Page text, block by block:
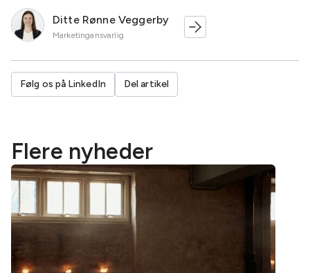
Ditte Rønne Veggerby
Marketingansvarlig
Følg os på LinkedIn Del artikel
Flere nyheder